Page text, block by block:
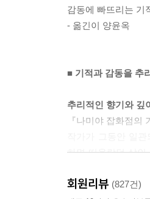
감동에 빠뜨리는 기
- 옮긴이 양윤옥
■ 기적과 감동을 추
추리적인 향기와 깊
『나미야 잡화점
하면 떠올랐던 살인
회원리뷰 (827건)